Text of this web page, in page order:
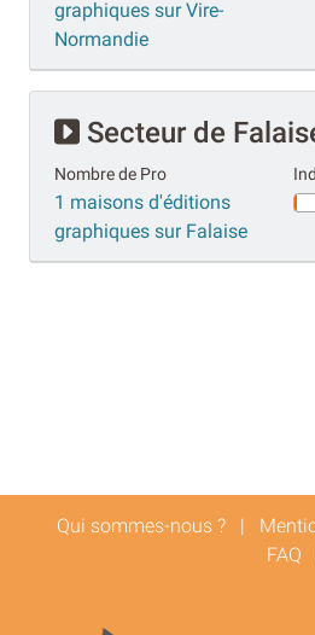
graphiques sur Vire-
Normandie
Secteur de
Nombre de Pro
1 maisons d'éditions
graphiques sur Falaise
Qui sommes-nous ? |
FAQ